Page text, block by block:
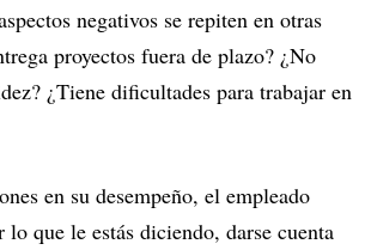
negativos se repiten en otras
proyectos fuera de plazo? ¿No
¿Tiene dificultades para trabajar en
en su desempeño, el empleado
lo que le estás diciendo, darse cuenta